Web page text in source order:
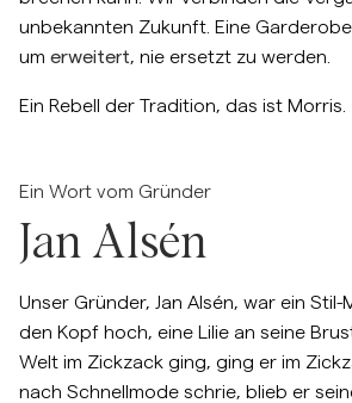
unbekannten Zukunft. Eine
um erweitert, nie ersetzt zu werden.
Ein Rebell der Tradition, das ist Morris.
Ein Wort vom Gründer
Jan Alsén
Unser Gründer, Jan Alsén, war ein Stil-
den Kopf hoch, eine Lilie an seine
Welt im Zickzack ging, ging er im
nach Schnellmode schrie, blieb er